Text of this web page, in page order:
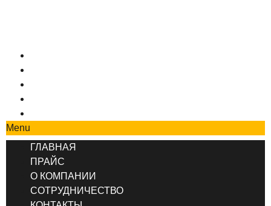
Menu
ГЛАВНАЯ
ПРАЙС
О КОМПАНИИ
СОТРУДНИЧЕСТВО